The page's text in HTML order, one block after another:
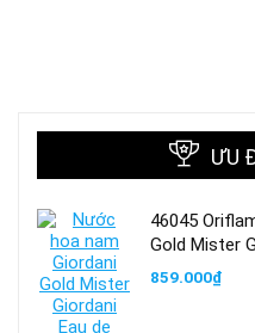
ƯU
46045
Gold Mister
859.000₫